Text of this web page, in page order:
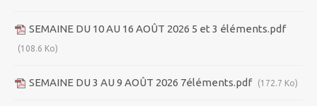
SEMAINE DU 10 AU 16 AOÛT 2026 5 et 3 éléments.pdf
(108.6 Ko)
SEMAINE DU 3 AU 9 AOÛT 2026 7éléments.pdf (172.7 Ko)